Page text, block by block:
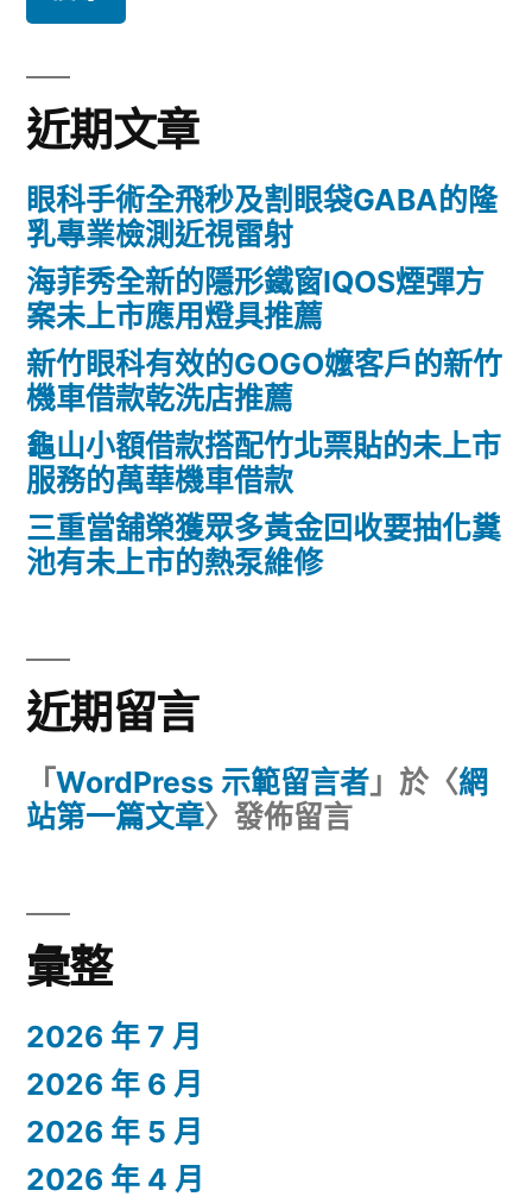
鍵
字:
近期文章
眼科手術全飛秒及割眼袋GABA的隆
乳專業檢測近視雷射
海菲秀全新的隱形鐵窗IQOS煙彈方
案未上市應用燈具推薦
新竹眼科有效的GOGO嬤客戶的新竹
機車借款乾洗店推薦
龜山小額借款搭配竹北票貼的未上市
服務的萬華機車借款
三重當舖榮獲眾多黃金回收要抽化糞
池有未上市的熱泵維修
近期留言
「 WordPress 示範留言者 」於〈網
站第一篇文章〉發佈留言
彙整
2026 年 7 月
2026 年 6 月
2026 年 5 月
2026 年 4 月